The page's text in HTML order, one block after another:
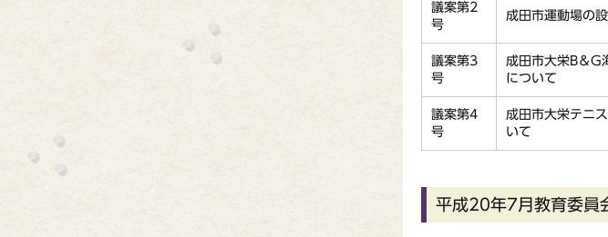
議案第2
号
成田市運動場の
議案第3
号
成田市大栄B＆G
について
議案第4
号
成田市大栄テニ
いて
平成20年7月教育委員